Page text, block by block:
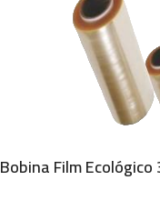
Bobina Film